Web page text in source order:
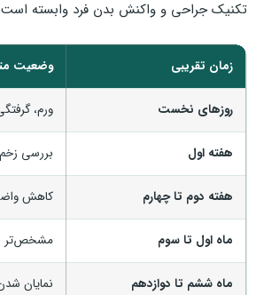
تکنیک جراحی و واکنش بدن فرد وابسته
زمان تقریبی وضعیت
روزهای نخست ورم،
هفته اول بررسی
هفته دوم تا چهارم کاهش
ماه اول تا سوم مشخص‌تر
ماه ششم تا دوازدهم نمایان